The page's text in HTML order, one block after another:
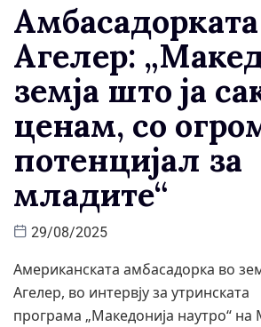
Амбасадорката
Агелер:
земја што ја
ценам, со
потенцијал за
младите“
29/08/2025
Американската амбасадорка во
Агелер, во интервју за утринската
програма „Македонија наутро“